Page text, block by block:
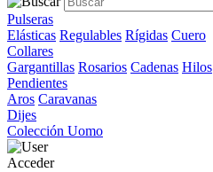
Pulseras
Elásticas Regulables Rígidas Cuero
Collares
Gargantillas Rosarios Cadenas Hilos
Pendientes
Aros Caravanas
Dijes
Colección Uomo
Acceder